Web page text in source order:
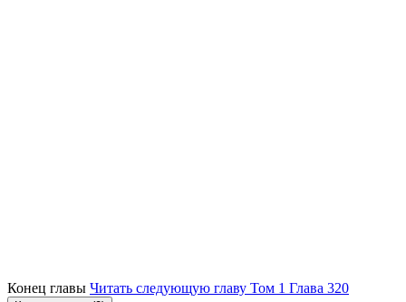
Конец главы Читать следующую главу Том 1 Глава 320